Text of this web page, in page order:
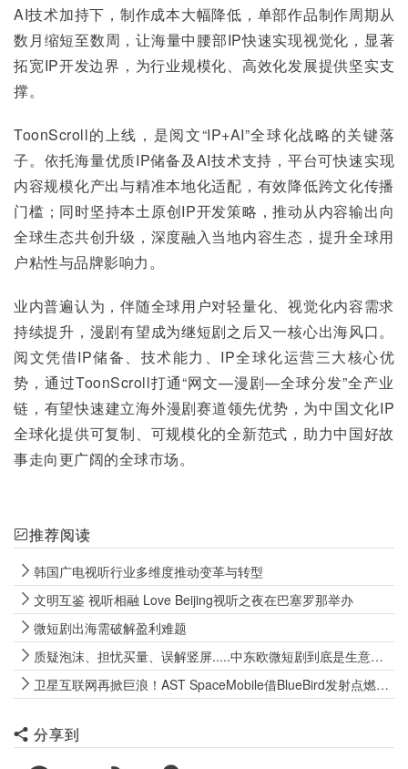
AI技术加持下，制作成本大幅降低，单部作品制作周期从
数月缩短至数周，让海量中腰部IP快速实现视觉化，显著
拓宽IP开发边界，为行业规模化、高效化发展提供坚实支
撑。
ToonScroll的上线，是阅文“IP+AI”全球化战略的关键落
子。依托海量优质IP储备及AI技术支持，平台可快速实现
内容规模化产出与精准本地化适配，有效降低跨文化传播
门槛；同时坚持本土原创IP开发策略，推动从内容输出向
全球生态共创升级，深度融入当地内容生态，提升全球用
户粘性与品牌影响力。
业内普遍认为，伴随全球用户对轻量化、视觉化内容需求
持续提升，漫剧有望成为继短剧之后又一核心出海风口。
阅文凭借IP储备、技术能力、IP全球化运营三大核心优
势，通过ToonScroll打通“网文—漫剧—全球分发”全产业
链，有望快速建立海外漫剧赛道领先优势，为中国文化IP
全球化提供可复制、可规模化的全新范式，助力中国好故
事走向更广阔的全球市场。
推荐阅读
韩国广电视听行业多维度推动变革与转型
文明互鉴 视听相融 Love Beijing视听之夜在巴塞罗那举办
微短剧出海需破解盈利难题
质疑泡沫、担忧买量、误解竖屏.....中东欧微短剧到底是生意还是豪赌？
卫星互联网再掀巨浪！AST SpaceMobile借BlueBird发射点燃“低轨直连手机”商业化前景
分享到